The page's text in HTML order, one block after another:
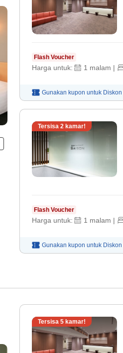
Flash Voucher
Harga untuk: 1 malam |
Gunakan kupon untuk Diskon
Tersisa 2 kamar!
Flash Voucher
Harga untuk: 1 malam |
Gunakan kupon untuk Diskon
Tersisa 5 kamar!